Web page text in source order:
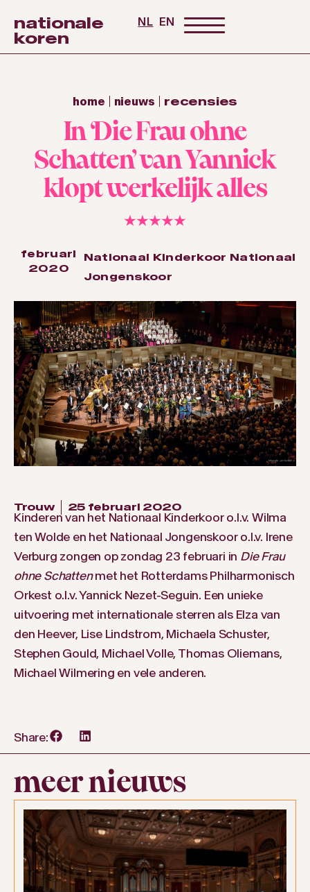
nationale
koren
NL EN
home nieuws recensies
In ‘Die Frau ohne
Schatten’ van Yannick
klopt werkelijk alles
★★★★★
februari
2020
Nationaal Kinderkoor Nationaal
Jongenskoor
Trouw 25 februari 2020
Kinderen van het Nationaal Kinderkoor o.l.v. Wilma
ten Wolde en het Nationaal Jongenskoor o.l.v. Irene
Verburg zongen op zondag 23 februari in Die Frau
ohne Schattenmet het Rotterdams Philharmonisch
Orkest o.l.v. Yannick Nezet-Seguin. Een unieke
uitvoering met internationale sterren als Elza van
den Heever, Lise Lindstrom, Michaela Schuster,
Stephen Gould, Michael Volle, Thomas Oliemans,
Michael Wilmering en vele anderen.
Share:
meer nieuws